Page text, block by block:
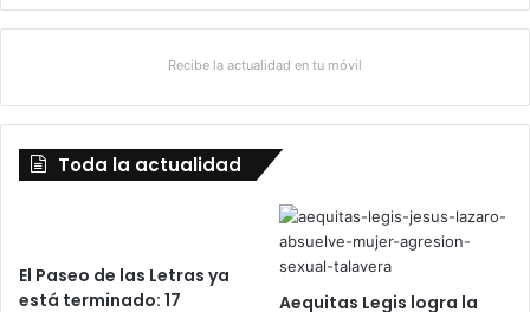
Recibe la actualidad en tu móvil
Toda la actualidad
El Paseo de las Letras ya
está terminado: 17
Aequitas Legis logra la